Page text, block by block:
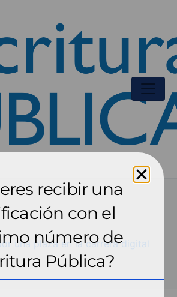
una plaza en la carrera digital
recibir una
con el
número de
Pública?